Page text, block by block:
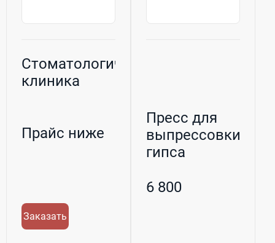
Стоматологическая
клиника
Прайс ниже
Заказать
Пресс для
выпрессовки
гипса
3.202
6 800